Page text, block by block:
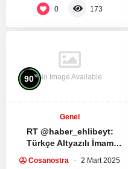
0 173
No Image Available
90%
Genel
RT @haber_ehlibeyt:
Türkçe Altyazılı İmam
Humeyni ve İmam Seyyid Ali
Hamaney’in Ramazan
Cosanostra 2 Mart 2025